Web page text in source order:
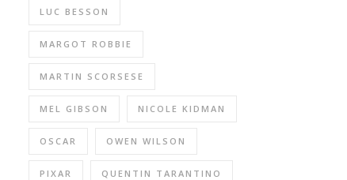
LUC BESSON
MARGOT ROBBIE
MARTIN SCORSESE
MEL GIBSON NICOLE KIDMAN
OSCAR OWEN WILSON
PIXAR QUENTIN TARANTINO